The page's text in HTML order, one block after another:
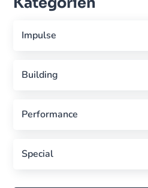
Impulse
Building
Performance
Special